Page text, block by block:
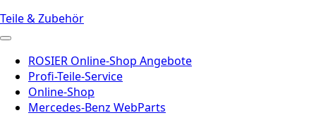
Teile & Zubehör
ROSIER Online-Shop Angebote
Profi-Teile-Service
Online-Shop
Mercedes-Benz WebParts